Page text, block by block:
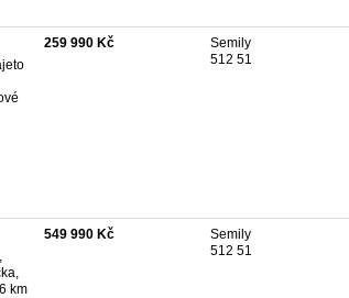
259 990 Kč
Semily
512 51
km
549 990 Kč
Semily
512 51